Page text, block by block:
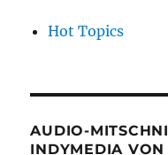
Hot Topics
AUDIO-
INDYMEDIA VON